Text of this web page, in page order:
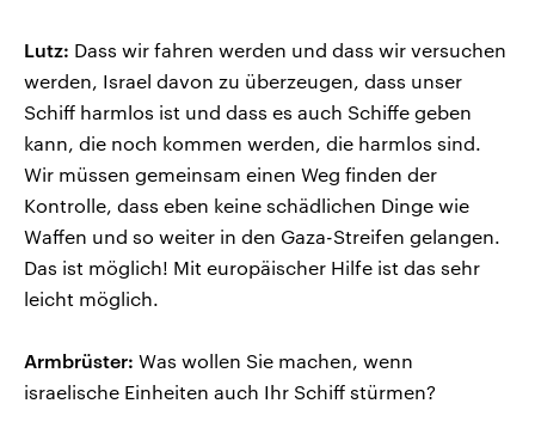
Lutz: Dass wir fahren werden und dass wir versuchen
werden, Israel davon zu überzeugen, dass unser
Schiff harmlos ist und dass es auch Schiffe geben
kann, die noch kommen werden, die harmlos sind.
Wir müssen gemeinsam einen Weg finden der
Kontrolle, dass eben keine schädlichen Dinge wie
Waffen und so weiter in den Gaza-Streifen gelangen.
Das ist möglich! Mit europäischer Hilfe ist das sehr
leicht möglich.
Armbrüster: Was wollen Sie machen, wenn
israelische Einheiten auch Ihr Schiff stürmen?